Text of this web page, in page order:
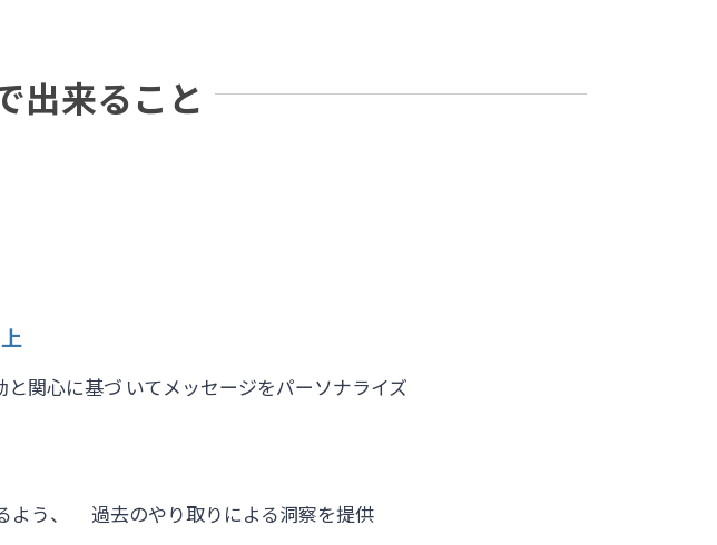
出来ること
関心に基づ いてメッセージをパーソナライズ
よう、 過去のやり取りによる洞察を提供